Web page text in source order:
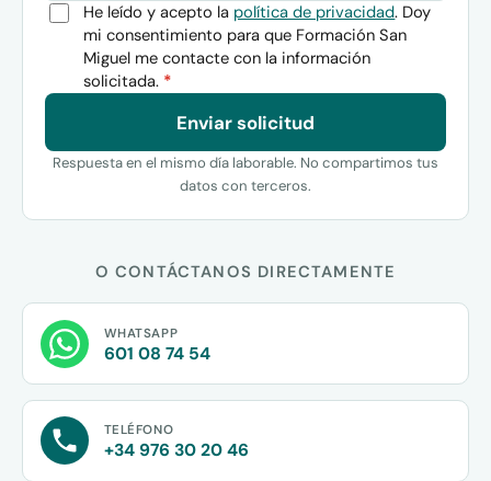
He leído y acepto la política de privacidad. Doy
mi consentimiento para que Formación San
Miguel me contacte con la información
solicitada. *
Enviar solicitud
Respuesta en el mismo día laborable. No compartimos tus
datos con terceros.
O CONTÁCTANOS DIRECTAMENTE
WHATSAPP
601 08 74 54
TELÉFONO
+34 976 30 20 46